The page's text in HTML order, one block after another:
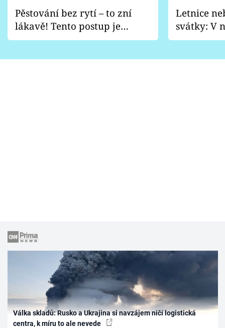
Pěstování bez rytí – to zní
lákavě! Tento postup je
vhodný jen pro některé
Letnice
svátky: V
pondělí
Válka skladů: Rusko a Ukrajina si navzájem ničí logistická
centra, k míru to ale nevede